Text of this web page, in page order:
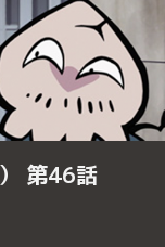
第46話